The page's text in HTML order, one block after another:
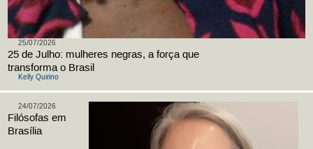
Kelly Quirino
25/07/2026
25 de Julho: mulheres negras, a força que
transforma o Brasil
24/07/2026
Filósofas em
Brasília